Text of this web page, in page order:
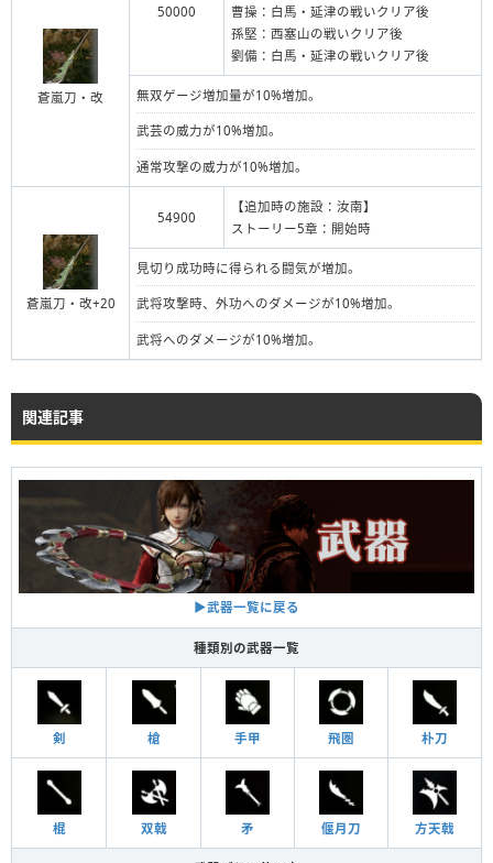
蒼嵐刀・改
50000
曹操：白馬・延津の戦いクリア後
孫堅：西塞山の戦いクリア後
劉備：白馬・延津の戦いクリア後
無双ゲージ増加量が10%増加。
武芸の威力が10%増加。
通常攻撃の威力が10%増加。
蒼嵐刀・改+20
54900
【追加時の施設：汝南】
ストーリー5章：開始時
見切り成功時に得られる闘気が増加。
武将攻撃時、外功へのダメージが10%増加。
武将へのダメージが10%増加。
関連記事
▶︎武器一覧に戻る
種類別の武器一覧
剣 槍 手甲 飛圏 朴刀
棍 双戟 矛 偃月刀 方天戟